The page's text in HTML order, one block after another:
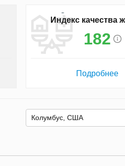
Индекс качества
182
Подробнее